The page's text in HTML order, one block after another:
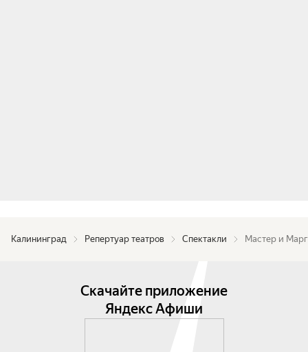
Калининград Репертуар театров Спектакли Мастер и
Скачайте приложение
Яндекс Афиши